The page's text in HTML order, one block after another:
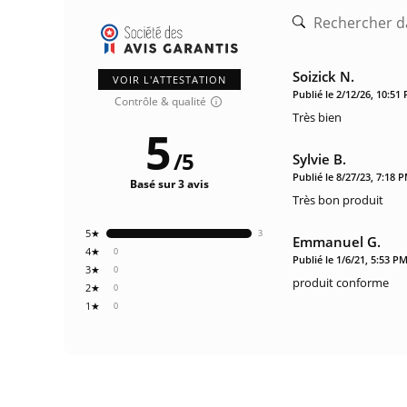
VOIR L'ATTESTATION
Contrôle & qualité
0
1★
0
2★
0
3★
0
4★
3
5★
5/5
Basé sur 3 avis
Soizick N.
Publié le 2/12/26, 10:51
Très bien
Sylvie B.
Publié le 8/27/23, 7:18
Très bon produit
Emmanuel G.
Publié le 1/6/21, 5:53 PM
produit conforme